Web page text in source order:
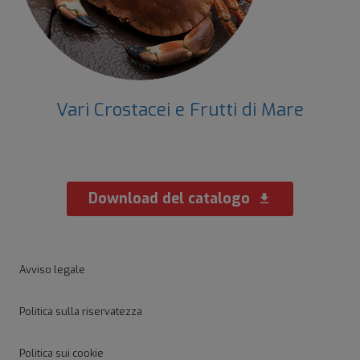
Vari Crostacei e Frutti di Mare
Download del catalogo download
Avviso legale
Politica sulla riservatezza
Politica sui cookie